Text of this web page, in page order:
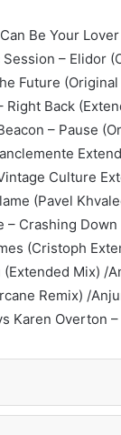
Can Be Your
– Elidor
Future
Right Back
– Pause
Culture
(Pavel
– Crashing
(Cristoph
(Extended Mix) /
Remix) /
Karen Overton